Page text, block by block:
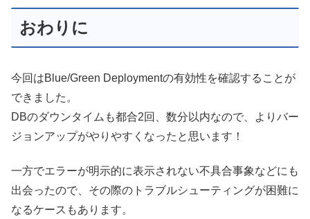
おわりに
今回はBlue/Green Deploymentの有効性を確認することが
できました。
DBのダウンタイムも都合2回、数分以内なので、よりバー
ジョンアップがやりやすくなったと思います！
一方でエラーが明示的に表示されない不具合事象などにも
出会ったので、その際のトラブルシューティングが困難に
なるケースもあります。